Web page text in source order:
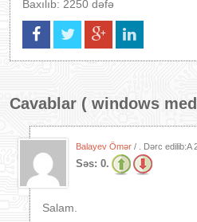
Baxılıb: 2250 dəfə
Cavablar ( windows
Balayev Ömər / . Dərc edilib:A
Səs: 0.
Salam.